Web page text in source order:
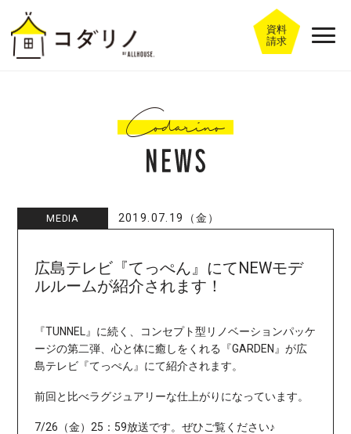
資料
請求
MEDIA 2019.07.19（金）
広島テレビ『てっぺん』にてNEWモデ
ルルームが紹介されます！
『TUNNEL』に続く、コンセプト型リノベーションパッケ
ージの第二弾、心と体に癒しをくれる『GARDEN』が広
島テレビ『てっぺん』にて紹介されます。
前回と比べラグジュアリーな仕上がりになっています。
7/26（金）25：59放送です。ぜひご覧ください♪